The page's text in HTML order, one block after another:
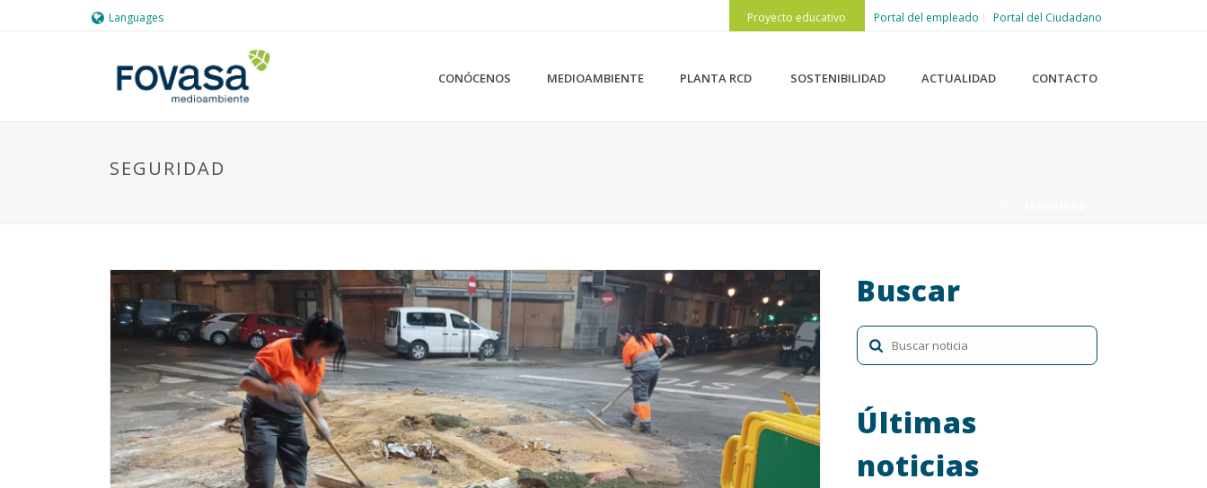
Languages Proyecto educativo Portal del empleado Portal del Ciudadano
CONÓCENOS MEDIOAMBIENTE PLANTA RCD SOSTENIBILIDAD ACTUALIDAD CONTACTO
SEGURIDAD
Buscar
Últimas
noticias